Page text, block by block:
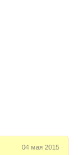
04 мая 2015